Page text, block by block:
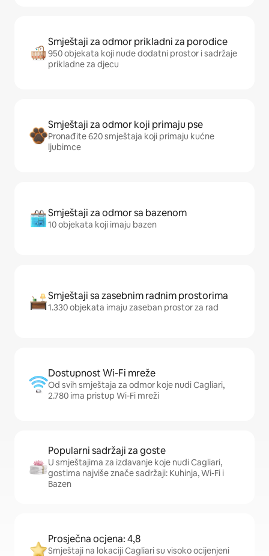
Smještaji za odmor prikladni za porodice
950 objekata koji nude dodatni prostor i sadržaje
prikladne za djecu
Smještaji za odmor koji primaju pse
Pronađite 620 smještaja koji primaju kućne
ljubimce
Smještaji za odmor sa bazenom
10 objekata koji imaju bazen
Smještaji sa zasebnim radnim prostorima
1.330 objekata imaju zaseban prostor za rad
Dostupnost Wi-Fi mreže
Od svih smještaja za odmor koje nudi Cagliari,
2.780 ima pristup Wi-Fi mreži
Popularni sadržaji za goste
U smještajima za izdavanje koje nudi Cagliari,
gostima najviše znače sadržaji: Kuhinja, Wi-Fi i
Bazen
Prosječna ocjena: 4,8
Smještaji na lokaciji Cagliari su visoko ocijenjeni